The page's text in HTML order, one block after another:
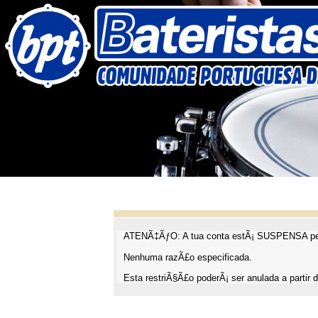
ATENÃ‡ÃƒO: A tua conta estÃ¡ SUSPENSA
Nenhuma razÃ£o especificada.
Esta restriÃ§Ã£o poderÃ¡ ser anulada a partir